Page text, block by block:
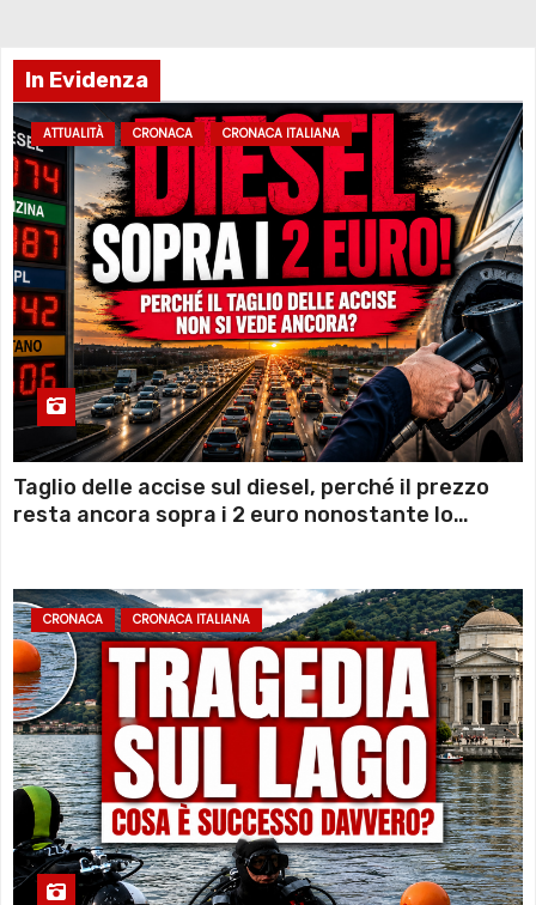
In Evidenza
ATTUALITÀ CRONACA CRONACA ITALIANA
Taglio delle accise sul diesel, perché il prezzo
resta ancora sopra i 2 euro nonostante lo
CRONACA CRONACA ITALIANA